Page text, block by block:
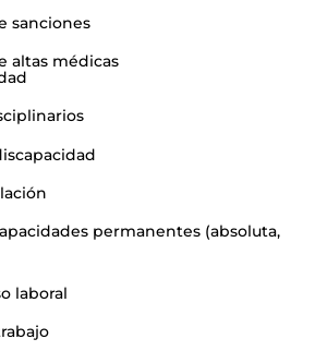
sanciones
altas médicas
permanentes (absoluta,
laboral